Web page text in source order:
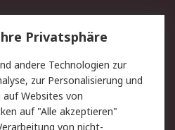
Lieferlösungen
Kontakt
Privatkunden
Privatsphäre
andere Technologien zur
zur Personalisierung und
auf Websites von
auf "Alle akzeptieren"
von nicht-